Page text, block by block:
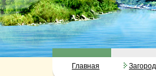
Главная